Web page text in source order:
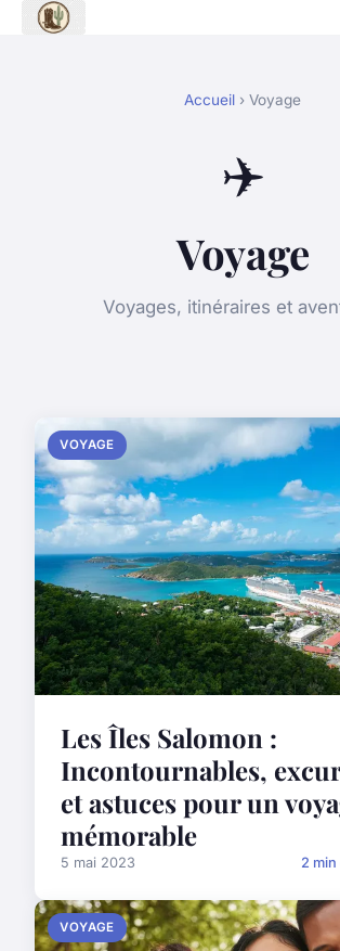
Accueil › Voyage
✈️
Voyage
Voyages, itinéraires et
VOYAGE
Les Îles Salomon :
Incontournables,
et astuces pour un
mémorable
5 mai 2023 2
VOYAGE